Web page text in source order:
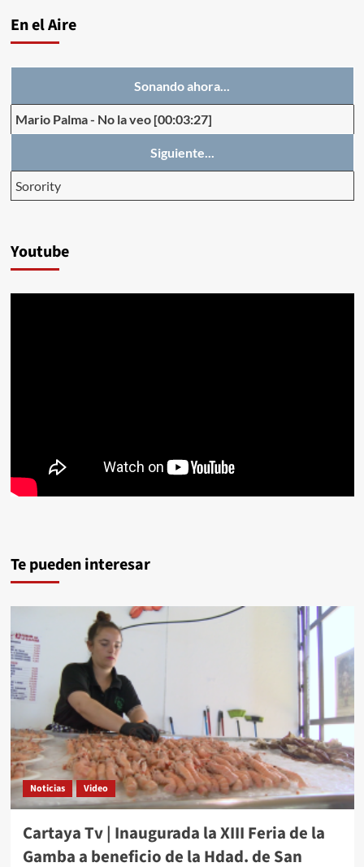
En el Aire
Sonando ahora...
Mario Palma- No la veo [00:03:27]
Siguiente...
Sorority
Youtube
Te pueden interesar
Noticias Video
Cartaya Tv | Inaugurada la XIII Feria de la
Gamba a beneficio de la Hdad. de San